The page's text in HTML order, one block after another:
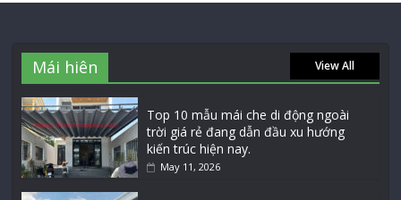
Mái hiên View All
Top 10 mẫu mái che di động ngoài
trời giá rẻ đang dẫn đầu xu hướng
kiến trúc hiện nay.
May 11, 2026